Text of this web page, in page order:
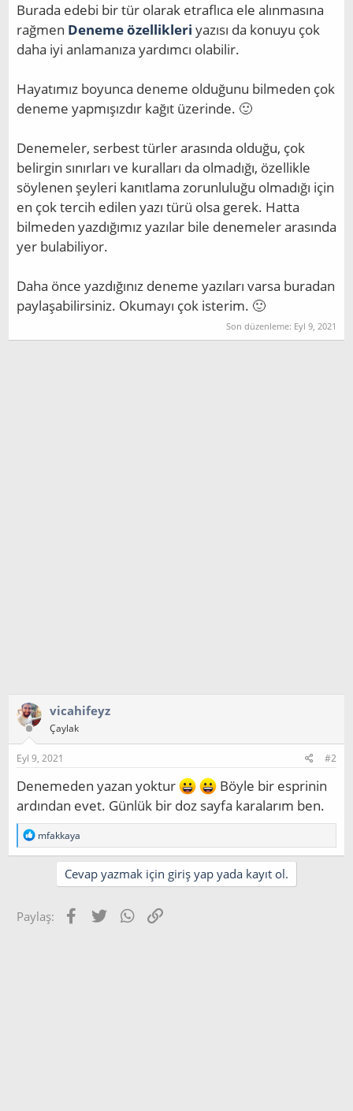
Burada edebi bir tür olarak etraflıca ele alınmasına
rağmen Deneme özellikleri yazısı da konuyu çok
daha iyi anlamanıza yardımcı olabilir.
Hayatımız boyunca deneme olduğunu bilmeden çok
deneme yapmışızdır kağıt üzerinde. 🙂
Denemeler, serbest türler arasında olduğu, çok
belirgin sınırları ve kuralları da olmadığı, özellikle
söylenen şeyleri kanıtlama zorunluluğu olmadığı için
en çok tercih edilen yazı türü olsa gerek. Hatta
bilmeden yazdığımız yazılar bile denemeler arasında
yer bulabiliyor.
Daha önce yazdığınız deneme yazıları varsa buradan
paylaşabilirsiniz. Okumayı çok isterim. 🙂
Son düzenleme: Eyl 9, 2021
vicahifeyz
Çaylak
Eyl 9, 2021 #2
Denemeden yazan yoktur
Böyle bir esprinin
ardından evet. Günlük bir doz sayfa karalarım ben.
T
e
p
e
r
mfakkaya
Cevap yazmak için giriş yap yada kayıt ol.
Paylaş: Facebook
Twitter WhatsApp